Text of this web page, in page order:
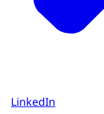
LinkedIn